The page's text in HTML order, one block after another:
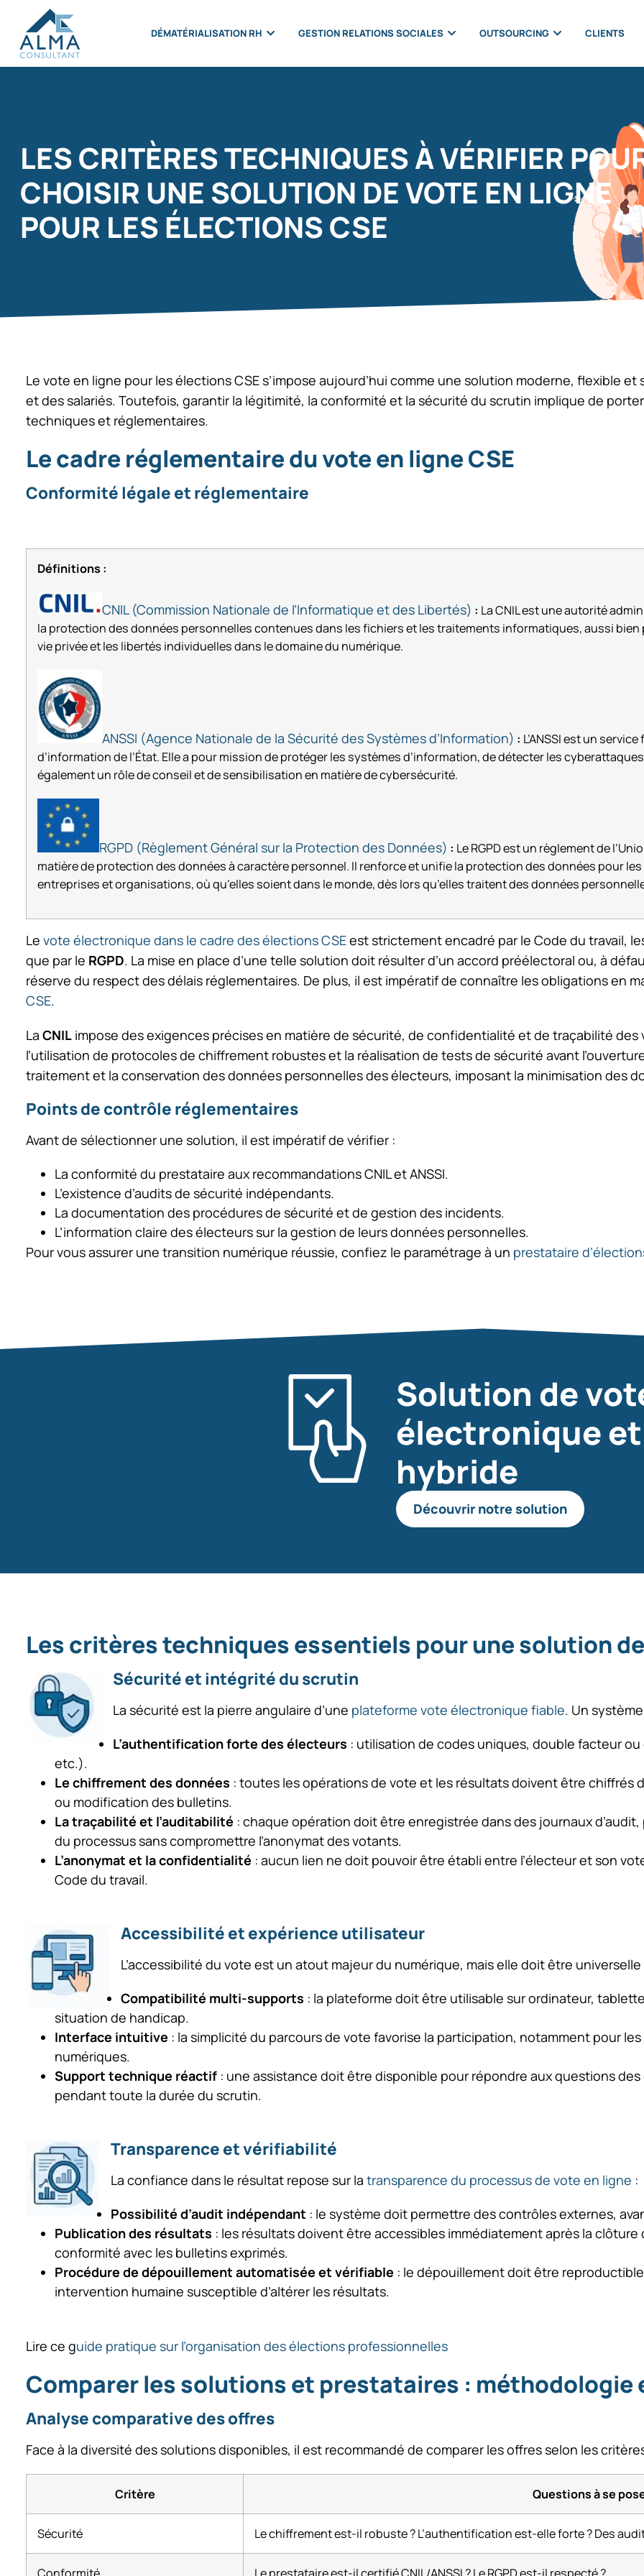
DÉMATÉRIALISATION RH GESTION RELATIONS SOCIALES OUTSOURCING CLIENTS
LES CRITÈRES TECHNIQUES À VÉRIFIER
CHOISIR UNE SOLUTION DE VOTE EN LIGNE
POUR LES ÉLECTIONS CSE
Le vote en ligne pour les élections CSE s’impose aujourd’hui comme une solution moderne, flexible
et des salariés. Toutefois, garantir la légitimité, la conformité et la sécurité du scrutin implique de
techniques et réglementaires.
Le cadre réglementaire du vote en ligne CSE
Conformité légale et réglementaire
Définitions :
CNIL (Commission Nationale de l’Informatique et des Libertés) : La CNIL est une autorité
la protection des données personnelles contenues dans les fichiers et les traitements informatiques, aussi bien
vie privée et les libertés individuelles dans le domaine du numérique.
ANSSI (Agence Nationale de la Sécurité des Systèmes d’Information) : L’ANSSI est un
d’information de l’État. Elle a pour mission de protéger les systèmes d’information, de détecter les
également un rôle de conseil et de sensibilisation en matière de cybersécurité.
RGPD (Règlement Général sur la Protection des Données) : Le RGPD est un règlement de
matière de protection des données à caractère personnel. Il renforce et unifie la protection des données pour les
entreprises et organisations, où qu’elles soient dans le monde, dès lors qu’elles traitent des données
Le vote électronique dans le cadre des élections CSEest strictement encadré par le Code du travail,
que par le RGPD. La mise en place d’une telle solution doit résulter d’un accord préélectoral ou, à
réserve du respect des délais réglementaires. De plus, il est impératif de connaître les obligations en
CSE.
La CNIL impose des exigences précises en matière de sécurité, de confidentialité et de traçabilité des
l’utilisation de protocoles de chiffrement robustes et la réalisation de tests de sécurité avant
traitement et la conservation des données personnelles des électeurs, imposant la minimisation des
Points de contrôle réglementaires
Avant de sélectionner une solution, il est impératif de vérifier :
La conformité du prestataire aux recommandations CNIL et ANSSI.
L’existence d’audits de sécurité indépendants.
La documentation des procédures de sécurité et de gestion des incidents.
L’information claire des électeurs sur la gestion de leurs données personnelles.
Pour vous assurer une transition numérique réussie, confiez le paramétrage à un prestataire
Solution de
électronique et
hybride
Découvrir notre solution
Les critères techniques essentiels pour une solution
Sécurité et intégrité du scrutin
La sécurité est la pierre angulaire d’une plateforme vote électronique fiable. Un
L’authentification forte des électeurs : utilisation de codes uniques, double facteur
etc.).
Le chiffrement des données : toutes les opérations de vote et les résultats doivent être
ou modification des bulletins.
La traçabilité et l’auditabilité : chaque opération doit être enregistrée dans des journaux
du processus sans compromettre l’anonymat des votants.
L’anonymat et la confidentialité : aucun lien ne doit pouvoir être établi entre l’électeur et son
Code du travail.
Accessibilité et expérience utilisateur
L’accessibilité du vote est un atout majeur du numérique, mais elle doit être universelle
Compatibilité multi-supports : la plateforme doit être utilisable sur ordinateur,
situation de handicap.
Interface intuitive : la simplicité du parcours de vote favorise la participation, notamment pour
numériques.
Support technique réactif : une assistance doit être disponible pour répondre aux questions
pendant toute la durée du scrutin.
Transparence et vérifiabilité
La confiance dans le résultat repose sur la transparence du processus de vote en ligne :
Possibilité d’audit indépendant : le système doit permettre des contrôles externes,
Publication des résultats : les résultats doivent être accessibles immédiatement après la
conformité avec les bulletins exprimés.
Procédure de dépouillement automatisée et vérifiable : le dépouillement doit être
intervention humaine susceptible d’altérer les résultats.
Lire ce guide pratique sur l’organisation des élections professionnelles
Comparer les solutions et prestataires : méthodologie
Analyse comparative des offres
Face à la diversité des solutions disponibles, il est recommandé de comparer les offres selon les
Critère Questions à se
Sécurité Le chiffrement est-il robuste ? L’authentification est-elle forte ? Des
Conformité Le prestataire est-il certifié CNIL/ANSSI ? Le RGPD est-il respecté ?